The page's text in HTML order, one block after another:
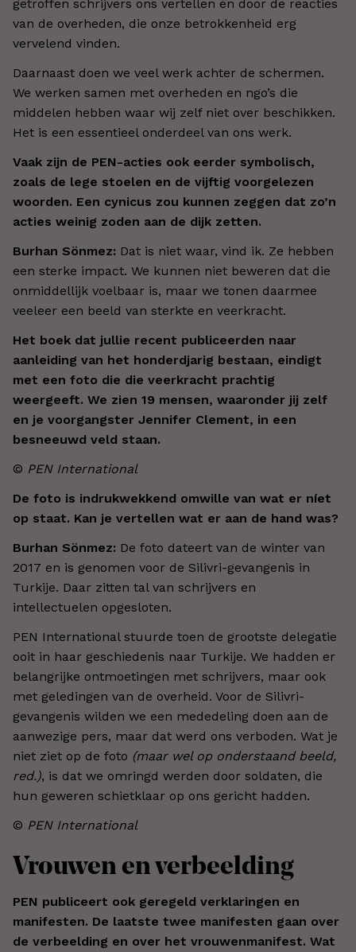
getroffen schrijvers ons vertellen én door de reacties
van de overheden, die onze betrokkenheid erg
vervelend vinden.
Daarnaast doen we veel werk achter de schermen.
We werken samen met overheden en ngo’s die
middelen hebben waar wij zelf niet over beschikken.
Het is een essentieel onderdeel van ons werk.
Vaak zijn de PEN-acties ook eerder symbolisch,
zoals de lege stoelen en de vijftig voorgelezen
woorden. Een cynicus zou kunnen zeggen dat zo’n
acties weinig zoden aan de dijk zetten.
Burhan Sönmez: Dat is niet waar, vind ik. Ze hebben
een sterke impact. We kunnen niet beweren dat die
onmiddellijk voelbaar is, maar we tonen daarmee
veeleer een beeld van sterkte en veerkracht.
Het boek dat jullie recent publiceerden naar
aanleiding van het honderdjarig bestaan, eindigt
met een foto die die veerkracht prachtig
weergeeft. We zien 19 mensen, waaronder jij zelf
en je voorgangster Jennifer Clement, in een
besneeuwd veld staan.
© PEN International
De foto is indrukwekkend omwille van wat er níet
op staat. Kan je vertellen wat er aan de hand was?
Burhan Sönmez: De foto dateert van de winter van
2017 en is genomen voor de Silivri-gevangenis in
Turkije. Daar zitten tal van schrijvers en
intellectuelen opgesloten.
PEN International stuurde toen de grootste delegatie
ooit in haar geschiedenis naar Turkije. We hadden er
belangrijke ontmoetingen met schrijvers, maar ook
met geledingen van de overheid. Voor de Silivri-
gevangenis wilden we een mededeling doen aan de
aanwezige pers, maar dat werd ons verboden. Wat je
niet ziet op de foto (maar wel op onderstaand beeld,
red.), is dat we omringd werden door soldaten, die
hun geweren schietklaar op ons gericht hadden.
© PEN International
Vrouwen en verbeelding
PEN publiceert ook geregeld verklaringen en
manifesten. De laatste twee manifesten gaan over
de verbeelding en over het vrouwenmanifest. Wat